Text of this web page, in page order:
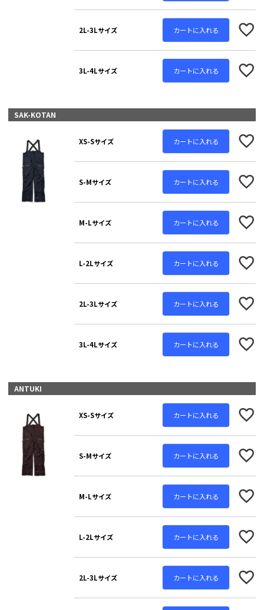
2L-3Lサイズ カートに入れる
3L-4Lサイズ カートに入れる
SAK-KOTAN
XS-Sサイズ カートに入れる
S-Mサイズ カートに入れる
M-Lサイズ カートに入れる
L-2Lサイズ カートに入れる
2L-3Lサイズ カートに入れる
3L-4Lサイズ カートに入れる
ANTUKI
XS-Sサイズ カートに入れる
S-Mサイズ カートに入れる
M-Lサイズ カートに入れる
L-2Lサイズ カートに入れる
2L-3Lサイズ カートに入れる